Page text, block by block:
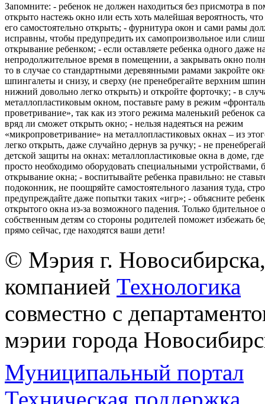
Запомните: - ребенок не должен находиться без присмотра в
открыто настежь окно или есть хоть малейшая вероятность,
его самостоятельно открыть; - фурнитура окон и сами рамы
исправны, чтобы предупредить их самопроизвольное или
открывание ребенком; - если оставляете ребенка одного даже
непродолжительное время в помещении, а закрывать окно
то в случае со стандартными деревянными рамами закройте
шпингалеты и снизу, и сверху (не пренебрегайте верхним
нижний довольно легко открыть) и откройте форточку; - в
металлопластиковым окном, поставьте раму в режим
проветривание», так как из этого режима маленький ребенок
вряд ли сможет открыть окно; - нельзя надеяться на режим
«микропроветривание» на металлопластиковых окнах – из
легко открыть, даже случайно дернув за ручку; - не
детской защиты на окнах: металлопластиковые окна в доме, где
просто необходимо оборудовать специальными
открывание окна; - воспитывайте ребенка правильно: не
подоконник, не поощряйте самостоятельного лазания туда,
предупреждайте даже попытки таких «игр»; - объясните
открытого окна из-за возможного падения. Только бдительное
собственным детям со стороны родителей поможет избежать
прямо сейчас, где находятся ваши дети!
© Мэрия г.
компанией Технологика
совместно с
мэрии города
Муниципальный портал